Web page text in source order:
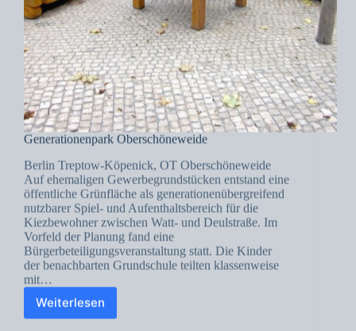
Generationenpark Oberschöneweide
Berlin Treptow-Köpenick, OT Oberschöneweide
Auf ehemaligen Gewerbegrundstücken entstand eine
öffentliche Grünfläche als generationenübergreifend
nutzbarer Spiel- und Aufenthaltsbereich für die
Kiezbewohner zwischen Watt- und Deulstraße. Im
Vorfeld der Planung fand eine
Bürgerbeteiligungsveranstaltung statt. Die Kinder
der benachbarten Grundschule teilten klassenweise
mit…
WeiterlesenGenerationenpark
Oberschöneweide